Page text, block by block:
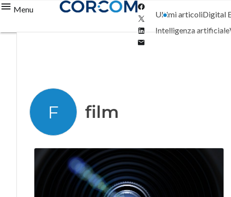
Menu
Twitter
Linkedin
Ultimi articoliDigital
Intelligenza artificiale
F film